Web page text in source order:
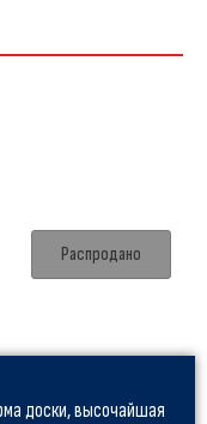
Распродано
доски, высочайшая